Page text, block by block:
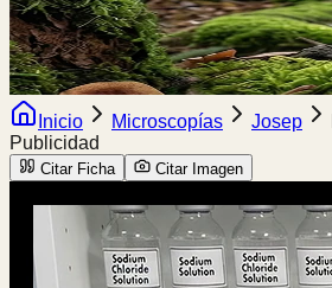
Inicio Microscopías Josep
Publicidad
Citar Ficha Citar Imagen